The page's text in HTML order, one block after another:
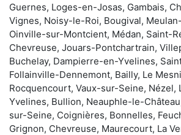
Guernes, Loges-en-Josas, Gambais,
Vignes, Noisy-le-Roi, Bougival,
Oinville-sur-Montcient, Médan, Saint-
Chevreuse, Jouars-Pontchartrain,
Buchelay, Dampierre-en-Yvelines,
Follainville-Dennemont, Bailly, Le
Rocquencourt, Vaux-sur-Seine, Nézel,
Yvelines, Bullion, Neauphle-le-
sur-Seine, Coignières, Bonnelles,
Grignon, Chevreuse, Maurecourt, La